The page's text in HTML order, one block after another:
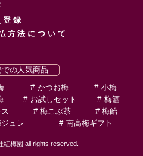
登録
方法について
の人気商品
かつお梅
小梅
お試しセット
梅酒
梅こぶ茶
梅飴
ュレ 南高梅ギフト
梅園 all rights reserved.